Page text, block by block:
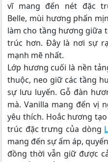
vĩ mang đến nét đặc
Belle, mùi hương phấn
làm cho tầng hương giữa
trúc hơn. Đây là nơi sự
mạnh mẽ nhất.
Lớp hương cuối là nền
thuộc, neo giữ các tầng
sự lưu luyến. Gỗ đàn
mà. Vanilla mang đến vị
yêu thích. Hoắc hương
trúc đặc trưng của dòng
mang đến sự ấm áp,
đồng thời vẫn giữ được